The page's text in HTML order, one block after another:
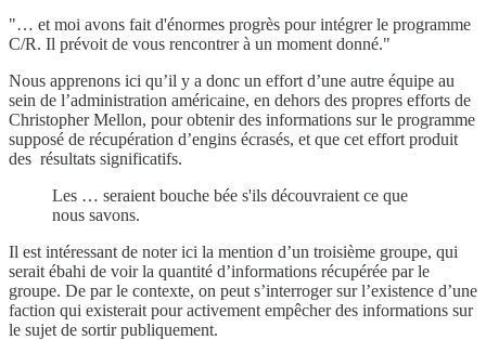
"… et moi avons fait d'énormes progrès pour intégrer le programme
C/R. Il prévoit de vous rencontrer à un moment donné."
Nous apprenons ici qu’il y a donc un effort d’une autre équipe au
sein de l’administration américaine, en dehors des propres efforts de
Christopher Mellon, pour obtenir des informations sur le programme
supposé de récupération d’engins écrasés, et que cet effort produit
des résultats significatifs.
Les … seraient bouche bée s'ils découvraient ce que
nous savons.
Il est intéressant de noter ici la mention d’un troisième groupe, qui
serait ébahi de voir la quantité d’informations récupérée par le
groupe. De par le contexte, on peut s’interroger sur l’existence d’une
faction qui existerait pour activement empêcher des informations sur
le sujet de sortir publiquement.